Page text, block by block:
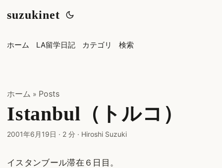
suzukinet
ホーム LA留学日記 カテゴリ 検索
ホーム » Posts
Istanbul（トルコ）
2001年6月19日 · 2 分 · Hiroshi Suzuki
イスタンブール滞在６日目。